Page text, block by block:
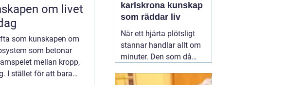
som kunskapen om
som betonar
mellan kropp,
I stället för att bara
karlskrona kunskap
som räddar liv
När ett hjärta plötsligt
stannar handlar allt om
minuter. Den som då
påbörja hjärt-